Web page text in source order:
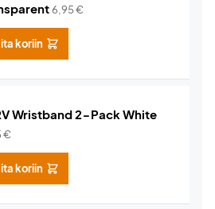
6,95€
koriin
Wristband 2-Pack White
€
koriin